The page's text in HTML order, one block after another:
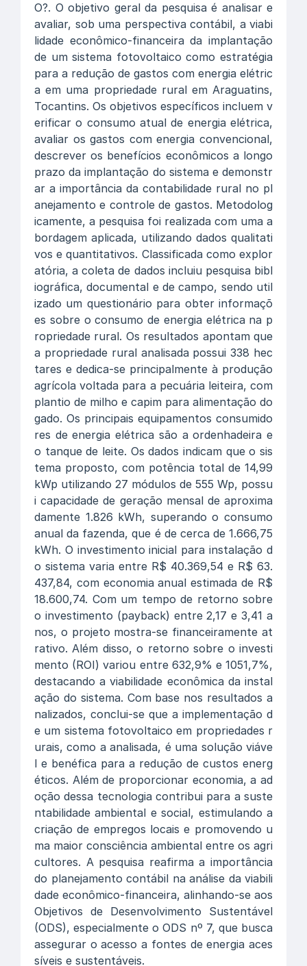
O?. O objetivo geral da pesquisa é analisar e
avaliar, sob uma perspectiva contábil, a viabi
lidade econômico-financeira da implantação
de um sistema fotovoltaico como estratégia
para a redução de gastos com energia elétric
a em uma propriedade rural em Araguatins,
Tocantins. Os objetivos específicos incluem v
erificar o consumo atual de energia elétrica,
avaliar os gastos com energia convencional,
descrever os benefícios econômicos a longo
prazo da implantação do sistema e demonstr
ar a importância da contabilidade rural no pl
anejamento e controle de gastos. Metodolog
icamente, a pesquisa foi realizada com uma a
bordagem aplicada, utilizando dados qualitati
vos e quantitativos. Classificada como explor
atória, a coleta de dados incluiu pesquisa bibl
iográfica, documental e de campo, sendo util
izado um questionário para obter informaçõ
es sobre o consumo de energia elétrica na p
ropriedade rural. Os resultados apontam que
a propriedade rural analisada possui 338 hec
tares e dedica-se principalmente à produção
agrícola voltada para a pecuária leiteira, com
plantio de milho e capim para alimentação do
gado. Os principais equipamentos consumido
res de energia elétrica são a ordenhadeira e
o tanque de leite. Os dados indicam que o sis
tema proposto, com potência total de 14,99
kWp utilizando 27 módulos de 555 Wp, possu
i capacidade de geração mensal de aproxima
damente 1.826 kWh, superando o consumo
anual da fazenda, que é de cerca de 1.666,75
kWh. O investimento inicial para instalação d
o sistema varia entre R$ 40.369,54 e R$ 63.
437,84, com economia anual estimada de R$
18.600,74. Com um tempo de retorno sobre
o investimento (payback) entre 2,17 e 3,41 a
nos, o projeto mostra-se financeiramente at
rativo. Além disso, o retorno sobre o investi
mento (ROI) variou entre 632,9% e 1051,7%,
destacando a viabilidade econômica da instal
ação do sistema. Com base nos resultados a
nalizados, conclui-se que a implementação d
e um sistema fotovoltaico em propriedades r
urais, como a analisada, é uma solução viáve
l e benéfica para a redução de custos energ
éticos. Além de proporcionar economia, a ad
oção dessa tecnologia contribui para a suste
ntabilidade ambiental e social, estimulando a
criação de empregos locais e promovendo u
ma maior consciência ambiental entre os agri
cultores. A pesquisa reafirma a importância
do planejamento contábil na análise da viabili
dade econômico-financeira, alinhando-se aos
Objetivos de Desenvolvimento Sustentável
(ODS), especialmente o ODS nº 7, que busca
assegurar o acesso a fontes de energia aces
síveis e sustentáveis.